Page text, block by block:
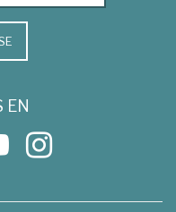
EN